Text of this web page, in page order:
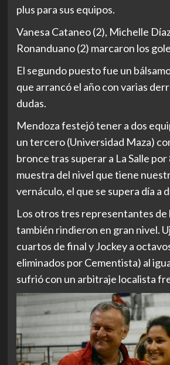
plus para sus equipos.
Vanesa Cataneo (2), Michelle
Ronanduano (2) marcaron los
El segundo puesto fue un
que arrancó el año con varias
dudas.
Mendoza festejó tener a dos
un tercero (Universidad Maza)
bronce tras superar a La Salle por
muestra del nivel que tiene
vernáculo, el que se supera día a
Los otros tres representantes de
también rindieron en gran nivel.
cuartos de final y Jockey a
eliminados por Cementista) al
sufrió con un arbitraje localista